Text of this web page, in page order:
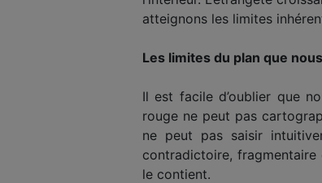
atteignons les limites
Les limites du plan que
Il est facile d’oublier que
rouge ne peut pas
ne peut pas saisir
contradictoire,
le contient.